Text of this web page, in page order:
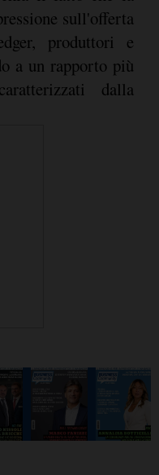
sull'offerta
produttori e
a un rapporto più
dalla